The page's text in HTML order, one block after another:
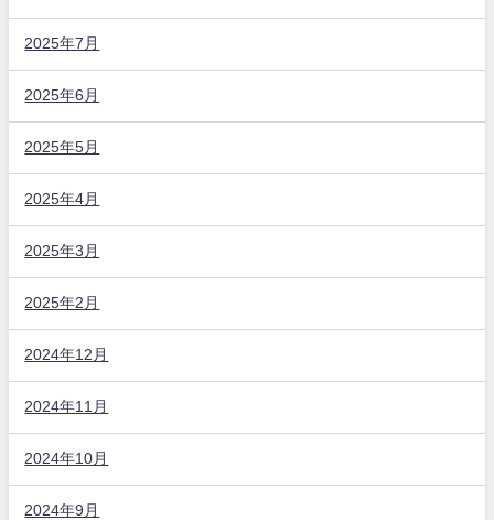
2025年7月
2025年6月
2025年5月
2025年4月
2025年3月
2025年2月
2024年12月
2024年11月
2024年10月
2024年9月